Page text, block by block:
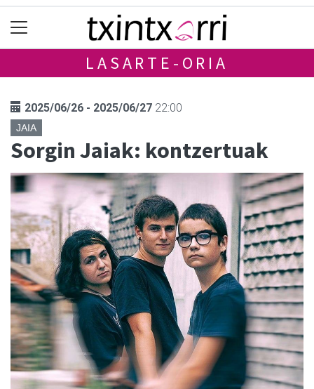
LASARTE-ORIA
2025/06/26 - 2025/06/27 22:00
JAIA
Sorgin Jaiak: kontzertuak